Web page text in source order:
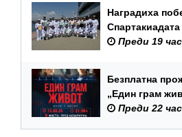
Наградиха
спортове на
Преди 19
Безплатна
„Един грам
събитията за
Преди 22